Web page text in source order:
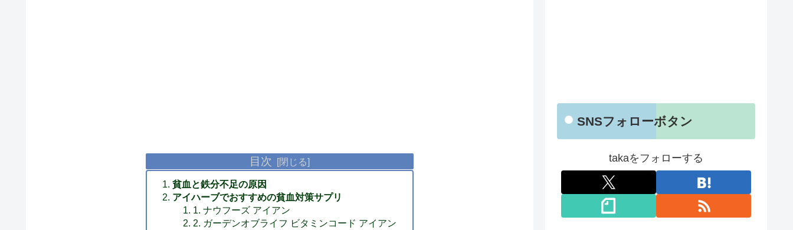
目次
貧血と鉄分不足の原因
アイハーブでおすすめの貧血対策サプリ
1. ナウフーズ アイアン
2. ガーデンオブライフ ビタミンコード アイアン
SNSフォローボタン
takaをフォローする